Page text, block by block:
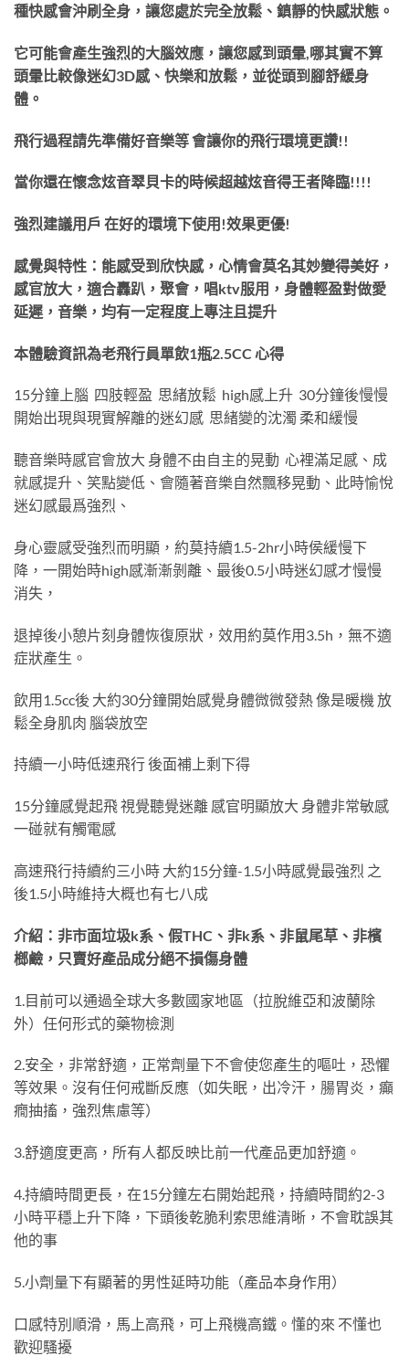
種快感會沖刷全身，讓您處於完全放鬆、鎮靜的快感狀態。
它可能會產生強烈的大腦效應，讓您感到頭暈,哪其實不算
頭暈比較像迷幻3D感、快樂和放鬆，並從頭到腳舒緩身
體。
飛行過程請先準備好音樂等 會讓你的飛行環境更讚!!
當你還在懷念炫音翠貝卡的時候超越炫音得王者降臨!!!!
強烈建議用戶 在好的環境下使用!效果更優!
感覺與特性：能感受到欣快感，心情會莫名其妙變得美好，
感官放大，適合轟趴，聚會，唱ktv服用，身體輕盈對做愛
延遲，音樂，均有一定程度上專注且提升
本體驗資訊為老飛行員單飲1瓶2.5CC 心得
15分鐘上腦 四肢輕盈 思緒放鬆 high感上升 30分鐘後慢慢
開始出現與現實解離的迷幻感 思緒變的沈濁 柔和緩慢
聽音樂時感官會放大 身體不由自主的晃動 心裡滿足感、成
就感提升、笑點變低、會隨著音樂自然飄移晃動、此時愉悅
迷幻感最爲強烈、
身心靈感受強烈而明顯，約莫持續1.5-2hr小時侯緩慢下
降，一開始時high感漸漸剝離、最後0.5小時迷幻感才慢慢
消失，
退掉後小憩片刻身體恢復原狀，效用約莫作用3.5h，無不適
症狀產生。
飲用1.5cc後 大約30分鐘開始感覺身體微微發熱 像是暖機 放
鬆全身肌肉 腦袋放空
持續一小時低速飛行 後面補上剩下得
15分鐘感覺起飛 視覺聽覺迷離 感官明顯放大 身體非常敏感
一碰就有觸電感
高速飛行持續約三小時 大約15分鐘-1.5小時感覺最強烈 之
後1.5小時維持大概也有七八成
介紹：非市面垃圾k系、假THC、非k系、非鼠尾草、非檳
榔鹼，只賣好產品成分絕不損傷身體
1.目前可以通過全球大多數國家地區（拉脫維亞和波蘭除
外）任何形式的藥物檢測
2.安全，非常舒適，正常劑量下不會使您產生的嘔吐，恐懼
等效果。沒有任何戒斷反應（如失眠，出冷汗，腸胃炎，癲
癇抽搐，強烈焦慮等）
3.舒適度更高，所有人都反映比前一代產品更加舒適。
4.持續時間更長，在15分鐘左右開始起飛，持續時間約2-3
小時平穩上升下降，下頭後乾脆利索思維清晰，不會耽誤其
他的事
5.小劑量下有顯著的男性延時功能（產品本身作用）
口感特別順滑，馬上高飛，可上飛機高鐵。懂的來 不懂也
歡迎騷擾